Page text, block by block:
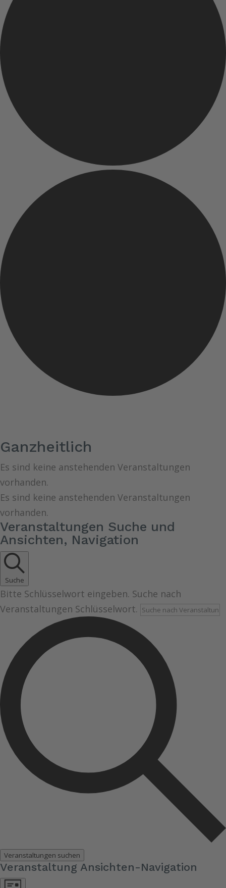
Ganzheitlich
Es sind keine anstehenden Veranstaltungen
vorhanden.
Es sind keine anstehenden Veranstaltungen
vorhanden.
Veranstaltungen Suche und
Ansichten, Navigation
Suche
Bitte Schlüsselwort eingeben. Suche nach
Veranstaltungen Schlüsselwort.
Veranstaltungen suchen
Veranstaltung Ansichten-Navigation